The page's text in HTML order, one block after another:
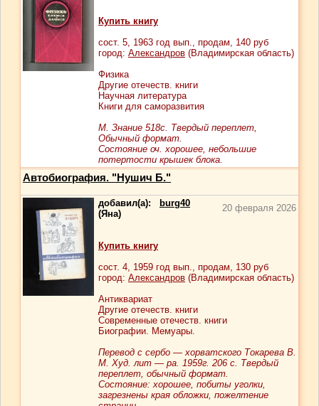
Купить книгу
сост. 5, 1963 год вып., продам, 140 руб
город: Александров (Владимирская область)
Физика
Другие отечеств. книги
Научная литература
Книги для саморазвития
М. Знание 518с. Твердый переплет,
Обычный формат.
Состояние оч. хорошее, небольшие
потертости крышек блока.
Автобиография. "Нушич Б."
добавил(а):
burg40
(Яна)
20 февраля 2026
Купить книгу
сост. 4, 1959 год вып., продам, 130 руб
город: Александров (Владимирская область)
Антиквариат
Другие отечеств. книги
Современные отечеств. книги
Биографии. Мемуары.
Перевод с сербо — хорватского Токарева В.
М. Худ. лит — ра. 1959г. 206 с. Твердый
переплет, обычный формат.
Cостояние: хорошее, побиты уголки,
загрезнены края обложки, пожелтение